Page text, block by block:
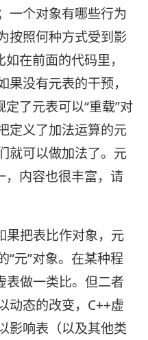
一个对象有哪些行为
按照何种方式受到影
在前面的代码里，
没有元表的干预，
了元表可以“重载”对
定义了加法运算的元
就可以做加法了。元
，内容也很丰富，请
果把表比作对象，元
“元”对象。在某种程
表做一类比。但二者
动态的改变，C++虚
影响表（以及其他类